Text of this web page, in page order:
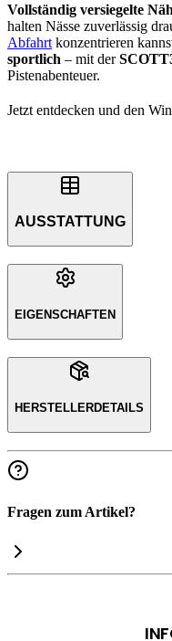
Vollständig versiegelte
halten Nässe zuverlässig
Abfahrt konzentrieren
sportlich – mit der
Pistenabenteuer.
Jetzt entdecken und den
AUSSTATTUNG
EIGENSCHAFTEN
HERSTELLERDETAILS
Fragen zum Artikel?